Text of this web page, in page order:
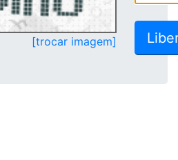
[trocar imagem]